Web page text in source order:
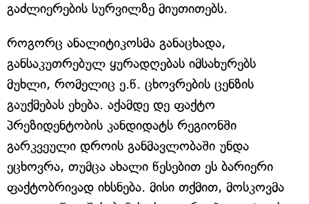
გაძლიერების სურვილზე მიუთითებს.
როგორც ანალიტიკოსმა განაცხადა,
განსაკუთრებულ ყურადღებას იმსახურებს
მუხლი, რომელიც ე.წ. ცხოვრების ცენზის
გაუქმებას ეხება. აქამდე დე ფაქტო
პრეზიდენტობის კანდიდატს რეგიონში
გარკვეული დროის განმავლობაში უნდა
ეცხოვრა, თუმცა ახალი წესებით ეს ბარიერი
ფაქტობრივად იხსნება. მისი თქმით, მოსკოვმა